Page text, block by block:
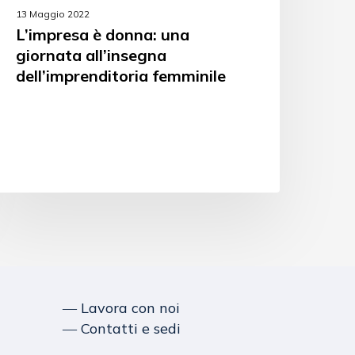
13 Maggio 2022
L’impresa è donna: una
giornata all’insegna
dell’imprenditoria femminile
― Lavora con noi
― Contatti e sedi